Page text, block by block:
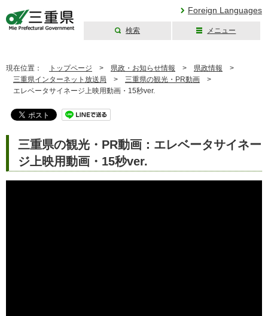
Foreign Languages
検索 メニュー
現在位置： トップページ > 県政・お知らせ情報 > 県政情報 >
三重県インターネット放送局 > 三重県の観光・PR動画 >
エレベータサイネージ上映用動画・15秒ver.
三重県の観光・PR動画：エレベータサイネー
ジ上映用動画・15秒ver.